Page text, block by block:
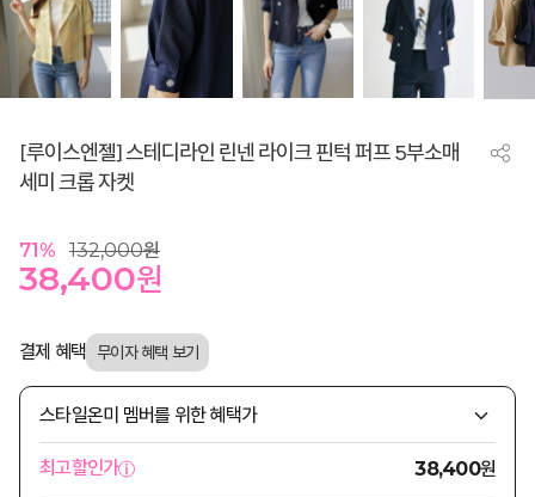
[루이스엔젤] 스테디라인 린넨 라이크 핀턱 퍼프 5부소매
세미 크롭 자켓
71% 132,000원
38,400원
결제 혜택
스타일온미 멤버를 위한 혜택가
최고할인가 38,400원